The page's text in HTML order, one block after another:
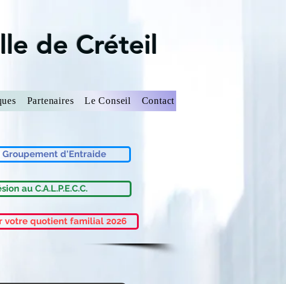
de Créteil
Partenaires Le Conseil Contact
Groupement d'Entraide
au C.A.L.P.E.C.C.
votre quotient familial 2026